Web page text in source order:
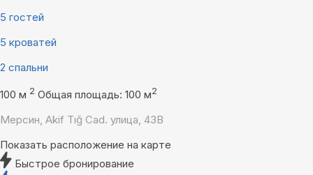
5 гостей
5 кроватей
2 спальни
100 м 2 Общая площадь: 100 м2
Мерсин, Akif Tığ Cad. улица, 43B
Показать расположение на карте
Быстрое бронирование